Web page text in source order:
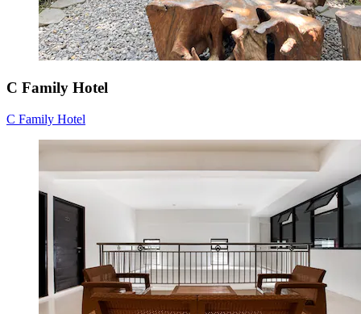
C Family Hotel
C Family Hotel